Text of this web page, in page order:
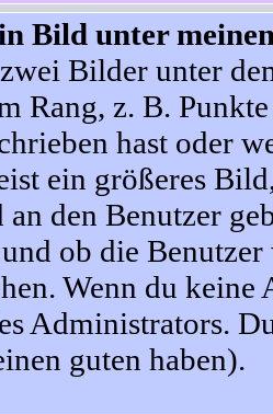
Bild unter
Bilder unter
Rang, z. B.
hast oder
ein größeres
den Benutzer
ob die
Wenn du keine
Administrators.
guten haben).